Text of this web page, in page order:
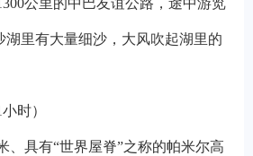
公里的中巴友谊公路，途中游览
湖里有大量细沙，大风吹起湖里的
时）
、具有“世界屋脊”之称的帕米尔高